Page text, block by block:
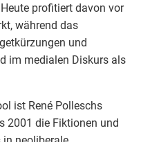
profitiert davon vor
während das
und
im medialen Diskurs als
ist René Polleschs
2001 die Fiktionen und